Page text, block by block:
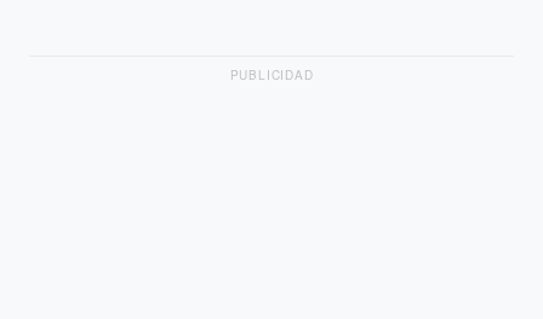
PUBLICIDAD